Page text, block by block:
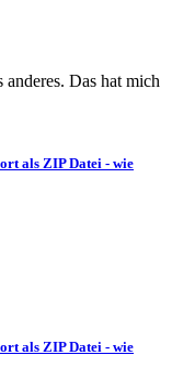
Das hat mich
als ZIP Datei - wie
als ZIP Datei - wie